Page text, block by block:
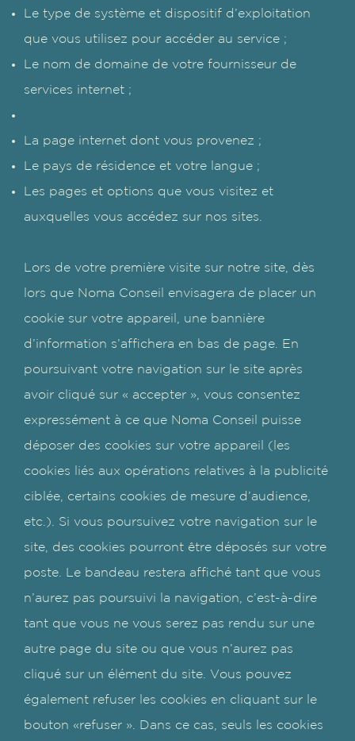
Le type de système et dispositif d’exploitation
que vous utilisez pour accéder au service ;
Le nom de domaine de votre fournisseur de
services internet ;
La page internet dont vous provenez ;
Le pays de résidence et votre langue ;
Les pages et options que vous visitez et
auxquelles vous accédez sur nos sites.
Lors de votre première visite sur notre site, dès
lors que Noma Conseil envisagera de placer un
cookie sur votre appareil, une bannière
d’information s’affichera en bas de page. En
poursuivant votre navigation sur le site après
avoir cliqué sur « accepter », vous consentez
expressément à ce que Noma Conseil puisse
déposer des cookies sur votre appareil (les
cookies liés aux opérations relatives à la publicité
ciblée, certains cookies de mesure d’audience,
etc.). Si vous poursuivez votre navigation sur le
site, des cookies pourront être déposés sur votre
poste. Le bandeau restera affiché tant que vous
n’aurez pas poursuivi la navigation, c’est-à-dire
tant que vous ne vous serez pas rendu sur une
autre page du site ou que vous n’aurez pas
cliqué sur un élément du site. Vous pouvez
également refuser les cookies en cliquant sur le
bouton «refuser ». Dans ce cas, seuls les cookies